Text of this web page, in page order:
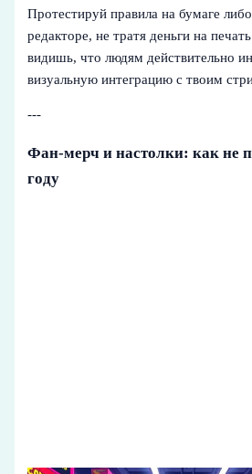
Протестируй правила на бумаге
редакторе, не тратя деньги на
видишь, что людям действительно
визуальную интеграцию с твоим
---
Фан-мерч и настолки: как не
году